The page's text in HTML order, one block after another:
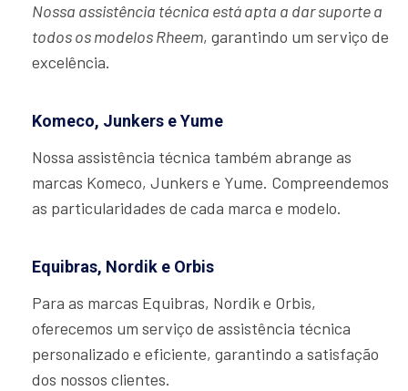
Nossa assistência técnica está apta a dar suporte a
todos os modelos Rheem, garantindo um serviço de
excelência.
Komeco, Junkers e Yume
Nossa assistência técnica também abrange as
marcas Komeco, Junkers e Yume. Compreendemos
as particularidades de cada marca e modelo.
Equibras, Nordik e Orbis
Para as marcas Equibras, Nordik e Orbis,
oferecemos um serviço de assistência técnica
personalizado e eficiente, garantindo a satisfação
dos nossos clientes.